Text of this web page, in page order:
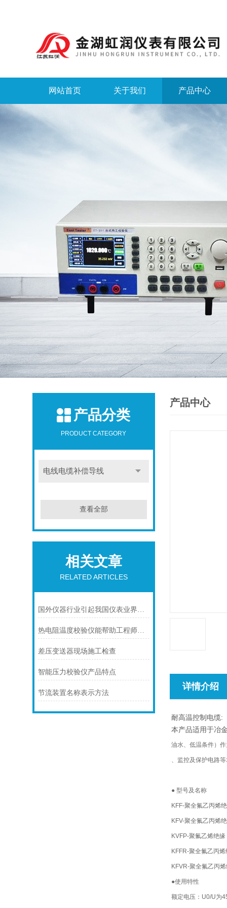
网站首页 关于我们 产品中心
产品分类
PRODUCT CATEGORY
电线电缆补偿导线
查看全部
相关文章
RELATED ARTICLES
国外仪器行业引起我国仪表业界的关注
热电阻温度校验仪能帮助工程师轻松地校验热电阻的温度测量准确度
差压变送器现场施工检查
智能压力校验仪产品特点
节流装置名称表示方法
产品中心
详情介绍
耐高温控制电缆:
本产品适用于冶
油水、低温条件）
、监控及保护电路
● 型号及名称
KFF-聚全氟乙丙烯
KFV-聚全氟乙丙烯
KVFP-聚氟乙烯绝
KFFR-聚全氟乙丙
KFVR-聚全氟乙丙
●使用特性
额定电压：U0/U为